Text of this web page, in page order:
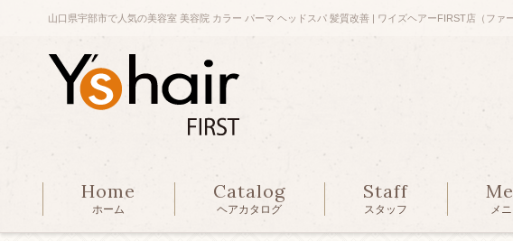
山口県宇部市で人気の美容室 美容院 カラー パーマ ヘッドスパ 髪質改善 | ワイズヘアーFIRST店（ファ
ホーム
Home
ヘアカタログ
Catalog
スタッフ
Staff
メ